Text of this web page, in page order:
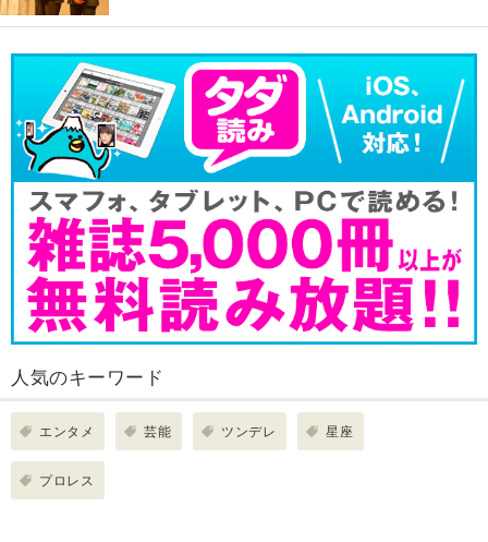
人気のキーワード
エンタメ 芸能 ツンデレ 星座
プロレス